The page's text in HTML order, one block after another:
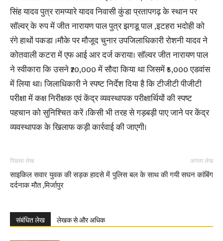
सिंह यादव पुत्र रामप्यारे यादव निवासी कुंडा प्रतापगढ़ के स्थान पर
सॉल्वर् के रुप में जीत नारायण पाल पुत्र झगडू पाल ,इटहरा भदोही को
रंगे हाथों पकडा ।मौके पर मौजूद चुनार उपजिलाधिकारी रोशनी यादव ने
कोतवाली कटरा में एफ आई आर दर्ज कराया। सॉल्वर जीत नारायण पाल
ने स्वीकारा कि उसने ₹20,000 में सौदा किया था जिसमें ₹5,000 एडवांस
में लिया था। जिलाधिकारी ने स्पष्ट निर्देश दिया है कि टीजीटी पीजीटी
परीक्षा में कक्ष निरीक्षक एवं केंद्र व्यवस्थापक परीक्षार्थियों की स्पष्ट
पहचान को सुनिश्चित करें ।किसी भी तरह से गड़बड़ी पाए जाने पर केंद्र
व्यवस्थापक के खिलाफ कड़ी कार्रवाई की जाएगी।
पिछला लेख
साइकिल सवार युवक की सड़क हादसे में
दर्दनाक मौत ,मिर्जापुर
अगला लेख
पुलिस बल के साथ की गयी सघन कांबिंग
संबंधित लेख लेखक से और अधिक